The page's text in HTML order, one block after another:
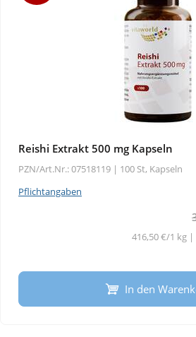
Reishi Extrakt 500 mg Kapseln
PZN/Art.Nr.: 07518119 | 100 St, Kapseln
Pflichtangaben
416,50 €/1 kg |
In den